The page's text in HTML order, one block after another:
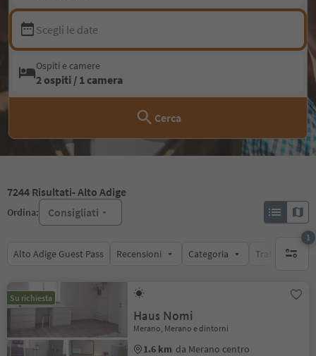
Scegli le date
Ospiti e camere
2 ospiti / 1 camera
Cerca
7244 Risultati- Alto Adige
Ordina: Consigliati
Alto Adige Guest Pass Recensioni Categoria Trattamento
1
1 filtro
Su richiesta
Haus Nomi
Merano, Merano e dintorni
1.6 km da Merano centro